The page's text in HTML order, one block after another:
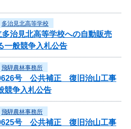
多治見北高等学校
治見北高等学校への自動販売
一般競争入札公告
飛騨農林事務所
0626号 公共補正 復旧治山工事
競争入札公告
飛騨農林事務所
0625号 公共補正 復旧治山工事